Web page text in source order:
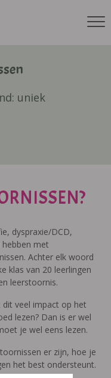
uniek
dyspraxie/DCD,
met
Achter elk woord
klas van 20 leerlingen
leerstoornis.
veel impact op het
lezen? Dan is er wel
je wel eens lezen.
er zijn, hoe je
het best ondersteunt.